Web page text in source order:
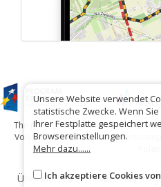
The project has been carried out
Voivodship within tourist offers
Über die Seite Über das
Unsere Website verwendet
statistische Zwecke. Wenn
Ihrer Festplatte gespeichert
Browsereinstellungen.
Mehr dazu......
Ich akzeptiere Cookies